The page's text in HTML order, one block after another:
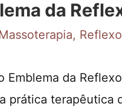
da
,
Emblema da
prática terapêutica